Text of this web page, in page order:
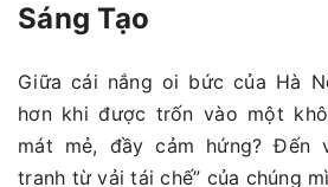
Sáng Tạo
Giữa cái nắng oi bức của Hà
hơn khi được trốn vào một
mát mẻ, đầy cảm hứng? Đến
tranh từ vải tái chế” của chúng